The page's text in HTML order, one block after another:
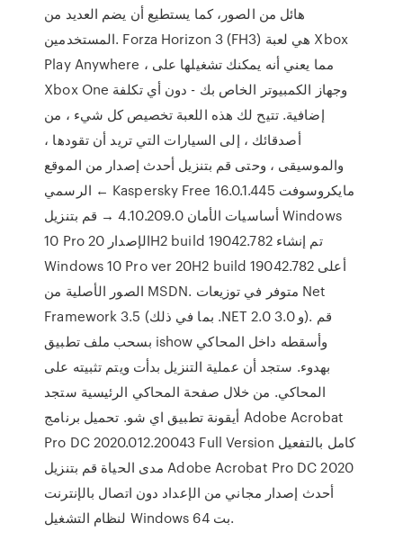
هائل من الصور، كما يستطيع أن يضم العديد من
المستخدمين. Forza Horizon 3 (FH3) هي لعبة Xbox
Play Anywhere ، مما يعني أنه يمكنك تشغيلها على
Xbox One وجهاز الكمبيوتر الخاص بك - دون أي تكلفة
إضافية. تتيح لك هذه اللعبة تخصيص كل شيء ، من
أصدقائك ، إلى السيارات التي تريد أن تقودها ،
والموسيقى ، وحتى قم بتنزيل أحدث إصدار من الموقع
الرسمي ← Kaspersky Free 16.0.1.445 مايكروسوفت
أساسيات الأمان 4.10.209.0 → قم بتنزيل Windows
10 Pro الإصدار 20H2 build 19042.782 تم إنشاء
Windows 10 Pro ver 20H2 build 19042.782 أعلى
الصور الأصلية من MSDN. متوفر في توزيعات Net
Framework 3.5 (بما في ذلك .NET 2.0 و 3.0). قم
بسحب ملف تطبيق ishow وأسقطه داخل المحاكي
بهدوء. ستجد أن عملية التنزيل بدأت ويتم تثبيته على
المحاكي. من خلال صفحة المحاكي الرئيسية ستجد
أيقونة تطبيق اي شو. تحميل برنامج Adobe Acrobat
Pro DC 2020.012.20043 Full Version كامل بالتفعيل
مدى الحياة قم بتنزيل Adobe Acrobat Pro DC 2020
أحدث إصدار مجاني من الإعداد دون اتصال بالإنترنت
لنظام التشغيل Windows 64 بت.